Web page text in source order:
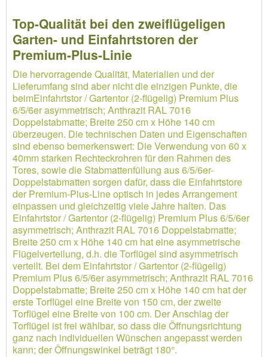
Top-Qualität bei den zweiflügeligen
Garten- und Einfahrtstoren der
Premium-Plus-Linie
Die hervorragende Qualität, Materialien und der
Lieferumfang sind aber nicht die einzigen Punkte, die
beimEinfahrtstor / Gartentor (2-flügelig) Premium Plus
6/5/6er asymmetrisch; Anthrazit RAL 7016
Doppelstabmatte; Breite 250 cm x Höhe 140 cm
überzeugen. Die technischen Daten und Eigenschaften
sind ebenso bemerkenswert: Die Verwendung von 60 x
40mm starken Rechteckrohren für den Rahmen des
Tores, sowie die Stabmattenfüllung aus 6/5/6er-
Doppelstabmatten sorgen dafür, dass die Einfahrtstore
der Premium-Plus-Line optisch in jedes Arrangement
einpassen und gleichzeitig viele Jahre halten. Das
Einfahrtstor / Gartentor (2-flügelig) Premium Plus 6/5/6er
asymmetrisch; Anthrazit RAL 7016 Doppelstabmatte;
Breite 250 cm x Höhe 140 cm hat eine asymmetrische
Flügelverteilung, d.h. die Torflügel sind asymmetrisch
verteilt. Bei dem Einfahrtstor / Gartentor (2-flügelig)
Premium Plus 6/5/6er asymmetrisch; Anthrazit RAL 7016
Doppelstabmatte; Breite 250 cm x Höhe 140 cm hat der
erste Torflügel eine Breite von 150 cm, der zweite
Torflügel eine Breite von 100 cm. Der Anschlag der
Torflügel ist frei wählbar, so dass die Öffnungsrichtung
ganz nach individuellen Wünschen angepasst werden
kann; der Öffnungswinkel beträgt 180°.